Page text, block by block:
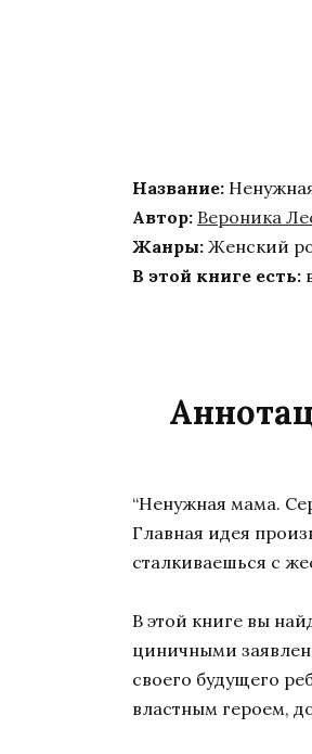
Название:
Автор: Вероника
Жанры: Женский
В этой книге есть:
“Ненужная мама.
Главная идея
сталкиваешься с
В этой книге вы
циничными
своего будущего
властным героем,